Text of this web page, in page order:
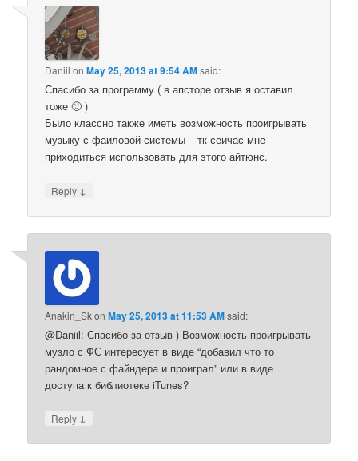
Daniil onMay 25, 2013 at 9:54 AMsaid:
Спасибо за программу ( в апсторе отзыв я оставил
тоже 🙂 )
Было классно также иметь возможность проигрывать
музыку с фаиловой системы – тк сеичас мне
приходиться использовать для этого айтюнс.
Reply ↓
Anakin_SkonMay 25, 2013 at 11:53 AMsaid:
@Daniil: Спасибо за отзыв-) Возможность проигрывать
музло с ФС интересует в виде “добавил что то
рандомное с файндера и проиграл” или в виде
доступа к библиотеке iTunes?
Reply ↓